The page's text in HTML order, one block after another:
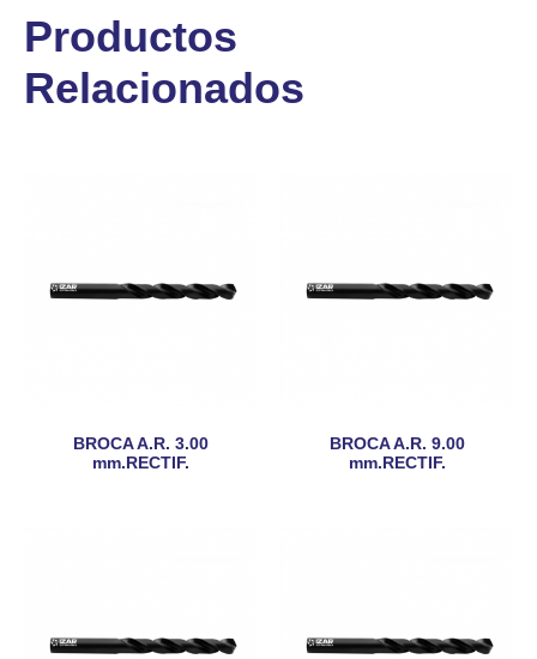
Productos
Relacionados
BROCA A.R. 3.00
mm.RECTIF.
BROCA A.R. 9.00
mm.RECTIF.